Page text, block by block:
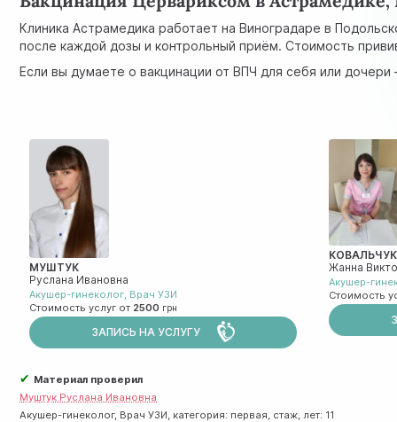
Клиника Астрамедика работает на Виноградаре в
после каждой дозы и контрольный приём. Стоимость
Если вы думаете о вакцинации от ВПЧ для себя или
МУШТУК
Руслана Ивановна
Акушер-гинеколог Врач УЗИ
Стоимость услуг от 2500
ЗАПИСЬ НА УСЛУГУ
КОВАЛЬЧУК
Жанна
Акушер-
Стоимость
✔ Материал проверил
Муштук Руслана Ивановна
Акушер-гинеколог, Врач УЗИ, категория: первая, стаж, лет: 11